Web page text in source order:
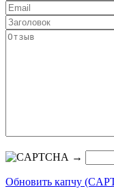
→
Обновить капчу